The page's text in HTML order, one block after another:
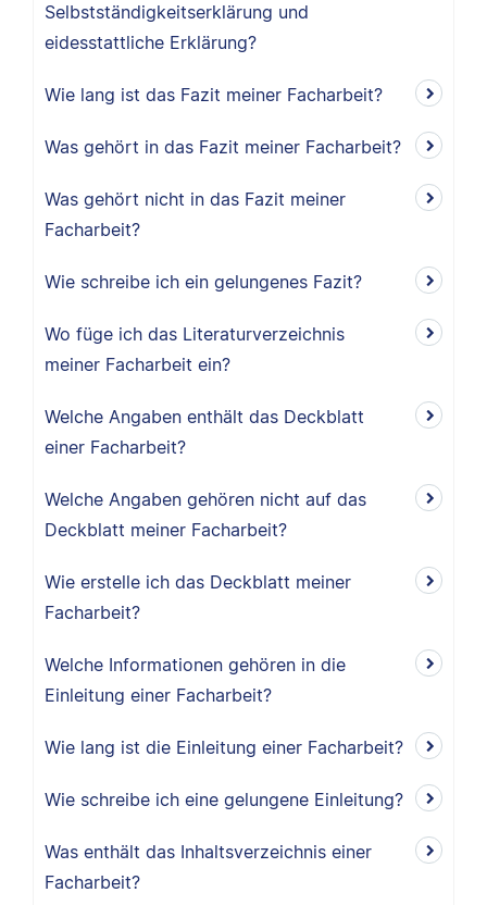
Selbstständigkeitserklärung und
eidesstattliche Erklärung?
Wie lang ist das Fazit meiner Facharbeit?
Was gehört in das Fazit meiner Facharbeit?
Was gehört nicht in das Fazit meiner
Facharbeit?
Wie schreibe ich ein gelungenes Fazit?
Wo füge ich das Literaturverzeichnis
meiner Facharbeit ein?
Welche Angaben enthält das Deckblatt
einer Facharbeit?
Welche Angaben gehören nicht auf das
Deckblatt meiner Facharbeit?
Wie erstelle ich das Deckblatt meiner
Facharbeit?
Welche Informationen gehören in die
Einleitung einer Facharbeit?
Wie lang ist die Einleitung einer Facharbeit?
Wie schreibe ich eine gelungene Einleitung?
Was enthält das Inhaltsverzeichnis einer
Facharbeit?